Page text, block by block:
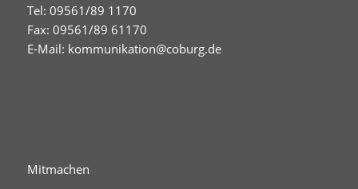
Tel: 09561/89 1170
Fax: 09561/89 61170
E-Mail: kommunikation@coburg.de
Mitmachen